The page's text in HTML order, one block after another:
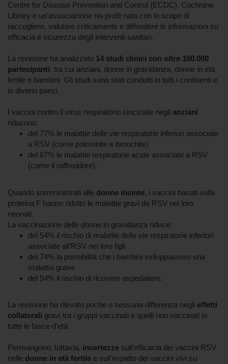
Centre for Disease Prevention and Control (ECDC). Cochrane
Library è un'associazione no-profit nata con lo scopo di
raccogliere, valutare criticamente e diffondere le informazioni su
efficacia e sicurezza degli interventi sanitari.
La revisione ha analizzato 14 studi clinici con oltre 100.000
partecipanti, tra cui anziani, donne in gravidanza, donne in età
fertile e bambini. Gli studi sono stati condotti in tutti i continenti e
in diversi paesi.
I vaccini contro il virus respiratorio sinciziale negli anziani
riducono:
del 77% le malattie delle vie respiratorie inferiori associate
a RSV (come polmonite e bronchite)
del 67% le malattie respiratorie acute associate a RSV
(come il raffreddore).
Quando somministrati alle donne incinte, i vaccini basati sulla
proteina F hanno ridotto le malattie gravi da RSV nei loro
neonati.
La vaccinazione delle donne in gravidanza riduce:
del 54% il rischio di malattie delle vie respiratorie inferiori
associate all’RSV nei loro figli
del 74% la possibilità che i bambini sviluppassero una
malattia grave
del 54% il rischio di ricovero ospedaliero.
La revisione ha rilevato poche o nessuna differenza negli effetti
collaterali gravi tra i gruppi vaccinati e quelli non vaccinati in
tutte le fasce d’età.
Permangono, tuttavia, incertezze sull'efficacia dei vaccini RSV
nelle donne in età fertile e sull'impatto dei vaccini vivi su